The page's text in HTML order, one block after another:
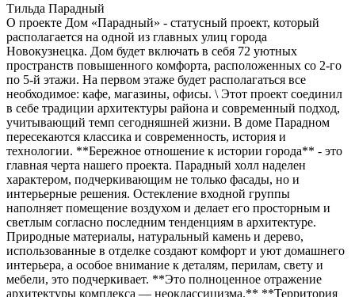
Тильда Парадный
О проекте Дом «Парадный» - статусный проект, который
располагается на одной из главных улиц города
Новокузнецка. Дом будет включать в себя 72 уютных
пространств повышенного комфорта, расположенных со 2-го
по 5-й этажи. На первом этаже будет располагаться все
необходимое: кафе, магазины, офисы. \ Этот проект соединил
в себе традиции архитектуры района и современный подход,
учитывающий темп сегодняшней жизни. В доме Парадном
пересекаются классика и современность, история и
технологии. **Бережное отношение к истории города** - это
главная черта нашего проекта. Парадный холл наделен
характером, подчеркивающим не только фасады, но и
интерьерные решения. Остекление входной группы
наполняет помещение воздухом и делает его просторным и
светлым согласно последним тенденциям в архитектуре.
Природные материалы, натуральный камень и дерево,
использованные в отделке создают комфорт и уют домашнего
интерьера, а особое внимание к деталям, перилам, свету и
мебели, это подчеркивает. **Это полноценное отражение
архитектуры комплекса — неоклассицизма.** **Территория